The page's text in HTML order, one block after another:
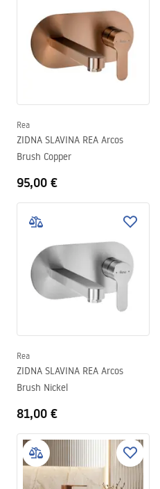
Rea
ZIDNA SLAVINA REA Arcos
Brush Copper
95,00 €
Rea
ZIDNA SLAVINA REA Arcos
Brush Nickel
81,00 €